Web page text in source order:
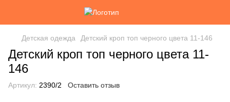
Детская одежда Детский кроп топ черного цвета 11-146
Детский кроп топ черного цвета 11-
146
Артикул: 2390/2 Оставить отзыв